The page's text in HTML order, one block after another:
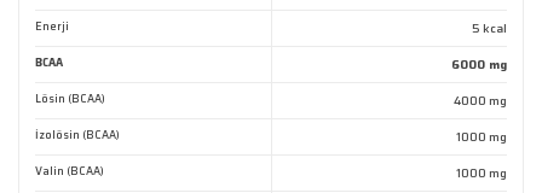
Ürün fiyatı diğer sitelerden daha pahalı.
Bu ürüne benzer farklı alternatifler olmalı.
Enerji 5 kcal
BCAA 6000 mg
Lösin (BCAA) 4000 mg
İzolösin (BCAA) 1000 mg
Valin (BCAA) 1000 mg